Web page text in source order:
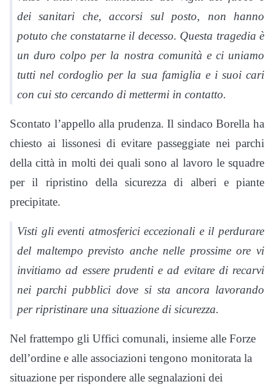
dei sanitari che, accorsi sul posto, non hanno
potuto che constatarne il decesso. Questa tragedia è
un duro colpo per la nostra comunità e ci uniamo
tutti nel cordoglio per la sua famiglia e i suoi cari
con cui sto cercando di mettermi in contatto.
Scontato l’appello alla prudenza. Il sindaco Borella ha
chiesto ai lissonesi di evitare passeggiate nei parchi
della città in molti dei quali sono al lavoro le squadre
per il ripristino della sicurezza di alberi e piante
precipitate.
Visti gli eventi atmosferici eccezionali e il perdurare
del maltempo previsto anche nelle prossime ore vi
invitiamo ad essere prudenti e ad evitare di recarvi
nei parchi pubblici dove si sta ancora lavorando
per ripristinare una situazione di sicurezza.
Nel frattempo gli Uffici comunali, insieme alle Forze
dell’ordine e alle associazioni tengono monitorata la
situazione per rispondere alle segnalazioni dei